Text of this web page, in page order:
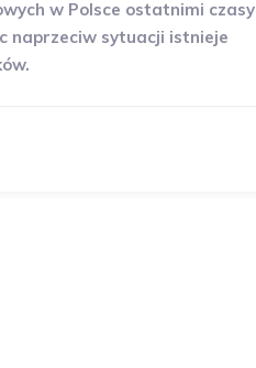
w Polsce ostatnimi czasy
naprzeciw sytuacji istnieje